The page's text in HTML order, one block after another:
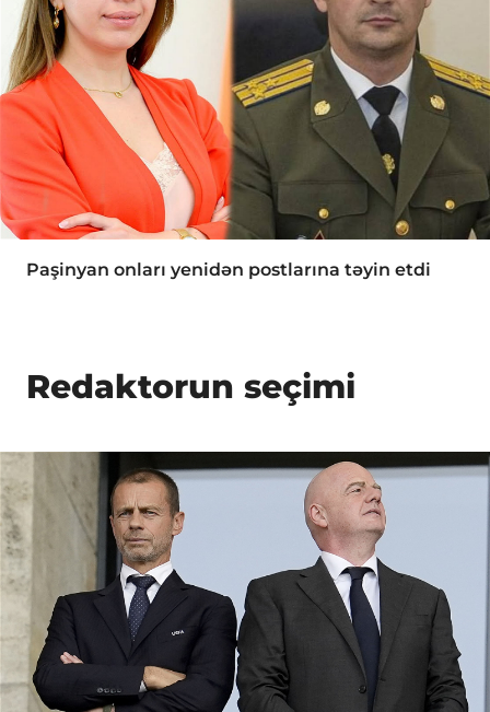
Paşinyan onları yenidən postlarına təyin etdi
Redaktorun seçimi